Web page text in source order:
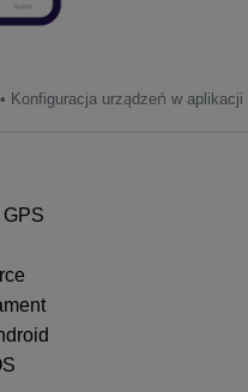
Konfiguracja urządzeń w aplikacji